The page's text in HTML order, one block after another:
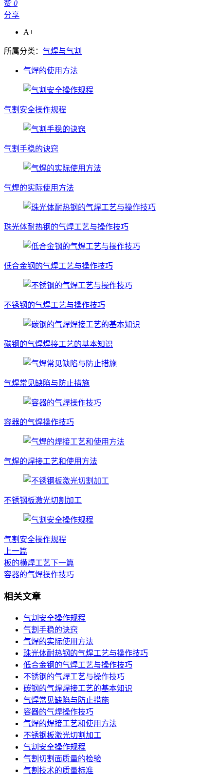
赞 0
分享
A+
所属分类： 气焊与气割
气焊的使用方法
气割安全操作规程
气割手稳的诀窍
气焊的实际使用方法
珠光体耐热钢的气焊工艺与操作技巧
低合金钢的气焊工艺与操作技巧
不锈钢的气焊工艺与操作技巧
碳钢的气焊焊接工艺的基本知识
气焊常见缺陷与防止措施
容器的气焊操作技巧
气焊的焊接工艺和使用方法
不锈钢板激光切割加工
气割安全操作规程
上一篇
板的横焊工艺下一篇
容器的气焊操作技巧
相关文章
气割安全操作规程
气割手稳的诀窍
气焊的实际使用方法
珠光体耐热钢的气焊工艺与操作技巧
低合金钢的气焊工艺与操作技巧
不锈钢的气焊工艺与操作技巧
碳钢的气焊焊接工艺的基本知识
气焊常见缺陷与防止措施
容器的气焊操作技巧
气焊的焊接工艺和使用方法
不锈钢板激光切割加工
气割安全操作规程
气割切割面质量的检验
气割技术的质量标准